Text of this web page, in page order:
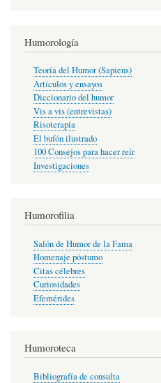
Humorología
Teoría del Humor (Sapiens)
Artículos y ensayos
Diccionario del humor
Vis a vis (entrevistas)
Risoterapia
El bufón ilustrado
100 Consejos para hacer reír
Investigaciones
Humorofilia
Salón de Humor de la Fama
Homenaje póstumo
Citas célebres
Curiosidades
Efemérides
Humoroteca
Bibliografía de consulta